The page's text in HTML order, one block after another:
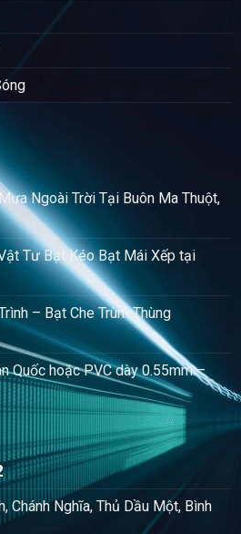
Ngoài Trời Tại Buôn Ma Thuột,
Tư Bạt Kéo Bạt Mái Xếp tại
– Bạt Che Trùm Thùng
Quốc hoặc PVC dày 0.55mm –
Chánh Nghĩa, Thủ Dầu Một, Bình